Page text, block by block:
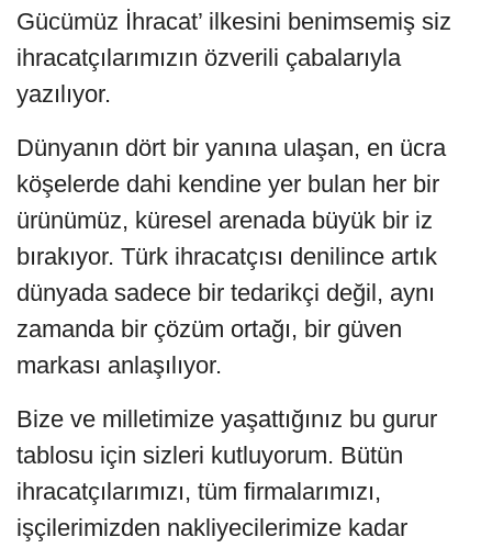
Gücümüz İhracat’ ilkesini benimsemiş siz
ihracatçılarımızın özverili çabalarıyla
yazılıyor.
Dünyanın dört bir yanına ulaşan, en ücra
köşelerde dahi kendine yer bulan her bir
ürünümüz, küresel arenada büyük bir iz
bırakıyor. Türk ihracatçısı denilince artık
dünyada sadece bir tedarikçi değil, aynı
zamanda bir çözüm ortağı, bir güven
markası anlaşılıyor.
Bize ve milletimize yaşattığınız bu gurur
tablosu için sizleri kutluyorum. Bütün
ihracatçılarımızı, tüm firmalarımızı,
işçilerimizden nakliyecilerimize kadar